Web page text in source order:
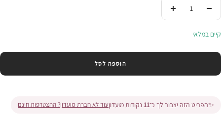
העלי
קיים במלאי
הוספה לסל
✨הפריט הזה יצבור לך כ־11נקודות מועדוןעוד לא חברת מועדון? ההצטרפות חינם